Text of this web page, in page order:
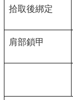
拾取後綁定
肩部鎖甲